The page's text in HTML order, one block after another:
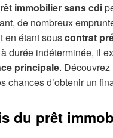
immobilier sans cdi
de nombreux
en étant souscontrat
durée indéterminée, il
principale.
chances d’obtenir un
du prêt